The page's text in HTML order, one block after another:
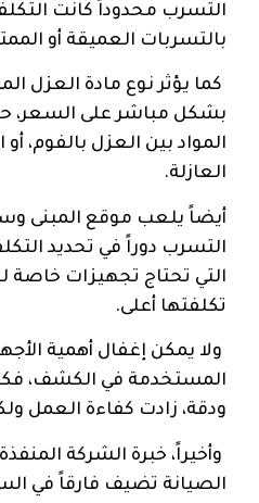
التسرب محدوداً كانت
بالتسربات العميقة أو
كما يؤثر نوع مادة العزل
بشكل مباشر على السعر،
المواد بين العزل بالفوم، أو
العازلة.
أيضاً يلعب موقع المبنى
التسرب دوراً في تحديد
التي تحتاج تجهيزات خاصة
تكلفتها أعلى.
ولا يمكن إغفال أهمية
المستخدمة في الكشف،
ودقة، زادت كفاءة العمل
وأخيراً، خبرة الشركة
الصيانة تضيف فارقاً في